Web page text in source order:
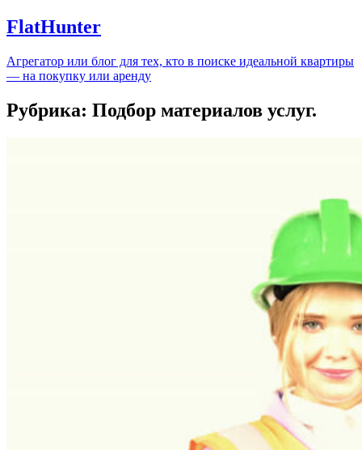
FlatHunter
Агрегатор или блог для тех, кто в поиске идеальной квартиры
— на покупку или аренду
Рубрика: Подбор материалов услуг.